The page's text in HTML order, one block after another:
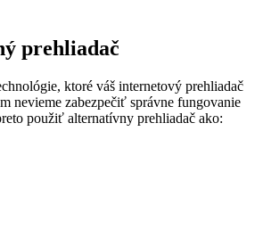
prehliadač
ktoré váš internetový prehliadač
nevieme zabezpečiť správne fungovanie
použiť alternatívny prehliadač ako: